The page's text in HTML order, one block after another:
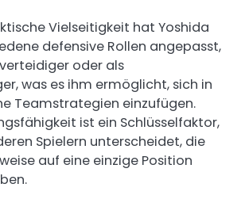
Vielseitigkeit hat Yoshida
defensive Rollen angepasst,
oder als
was es ihm ermöglicht, sich in
Teamstrategien einzufügen.
ist ein Schlüsselfaktor,
Spielern unterscheidet, die
auf eine einzige Position